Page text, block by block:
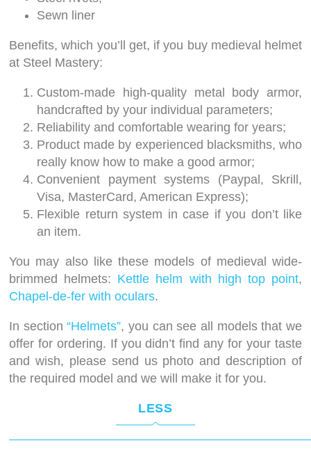
Sewn liner
Benefits, which you’ll get, if you buy medieval helmet
at Steel Mastery:
Custom-made high-quality metal body armor,
handcrafted by your individual parameters;
Reliability and comfortable wearing for years;
Product made by experienced blacksmiths, who
really know how to make a good armor;
Convenient payment systems (Paypal, Skrill,
Visa, MasterCard, American Express);
Flexible return system in case if you don’t like
an item.
You may also like these models of medieval wide-
brimmed helmets: Kettle helm with high top point,
Chapel-de-fer with oculars.
In section“Helmets”, you can see all models that we
offer for ordering. If you didn’t find any for your taste
and wish, please send us photo and description of
the required model and we will make it for you.
LESS